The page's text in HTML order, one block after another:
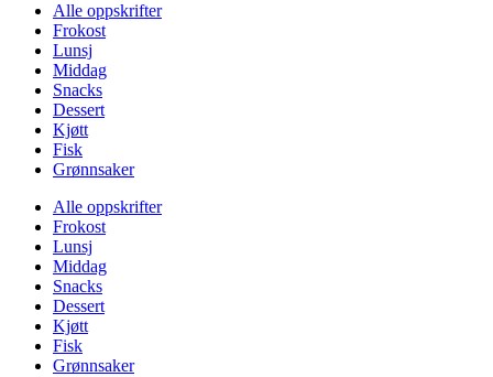
Alle oppskrifter
Frokost
Lunsj
Middag
Snacks
Dessert
Kjøtt
Fisk
Grønnsaker
Alle oppskrifter
Frokost
Lunsj
Middag
Snacks
Dessert
Kjøtt
Fisk
Grønnsaker